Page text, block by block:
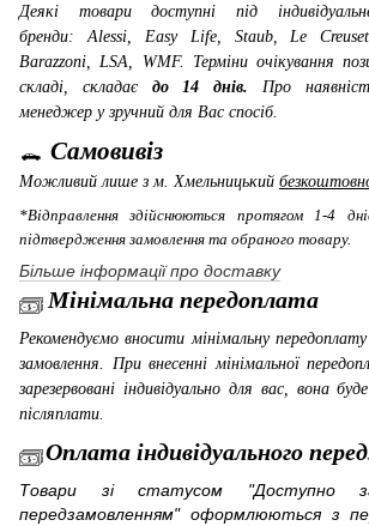
Деякі товари доступні під
бренди: Alessi, Easy Life, Staub, Le
Barazzoni, LSA, WMF. Терміни очікування
складі, складає до 14 днів. Про
менеджер у зручний для Вас спосіб.
Самовивіз
Можливий лише з м. Хмельницький
*Відправлення здійснюються протягом 1-4
підтвердження замовлення та обраного товару.
Більше інформації про доставку
Мінімальна передоплата
Рекомендуємо вносити мінімальну
замовлення. При внесенні мінімальної
зарезервовані індивідуально для вас, вона
післяплати.
Оплата індивідуального
Товари зі статусом "Доступно
передзамовленням" оформлюються з